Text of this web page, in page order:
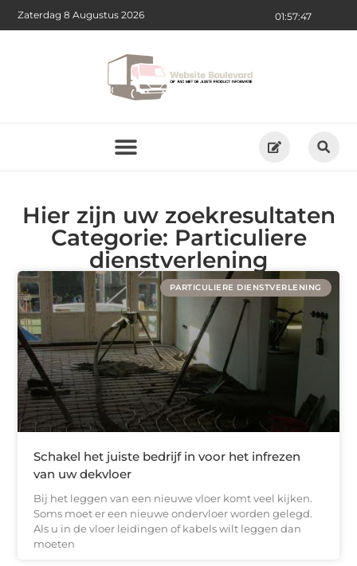
01:57:47
Zaterdag 8 Augustus 2026
Hier zijn uw zoekresultaten
Categorie: Particuliere
dienstverlening
PARTICULIERE DIENSTVERLENING
Schakel het juiste bedrijf in voor het infrezen
van uw dekvloer
Bij het leggen van een nieuwe vloer komt veel kijken.
Soms moet er een nieuwe ondervloer worden gelegd.
Als u in de vloer leidingen of kabels wilt leggen dan
moeten